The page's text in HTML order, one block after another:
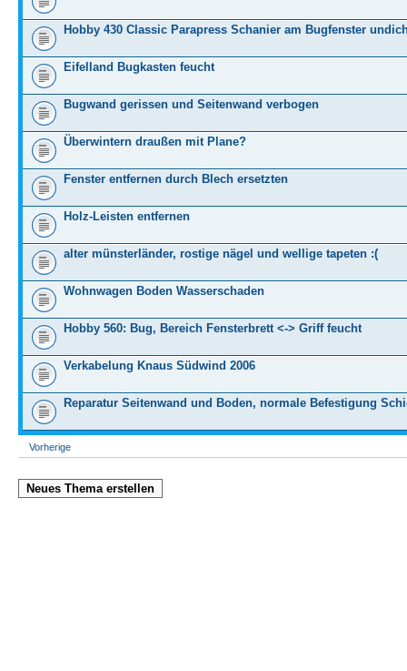
Hobby 430 Classic Parapress Schanier am Bugfenster
Eifelland Bugkasten feucht
Bugwand gerissen und Seitenwand verbogen
Überwintern draußen mit Plane?
Fenster entfernen durch Blech ersetzten
Holz-Leisten entfernen
alter münsterländer, rostige nägel und wellige tapeten :(
Wohnwagen Boden Wasserschaden
Hobby 560: Bug, Bereich Fensterbrett <-> Griff feucht
Verkabelung Knaus Südwind 2006
Reparatur Seitenwand und Boden, normale Befestigung
Vorherige
Neues Thema erstellen